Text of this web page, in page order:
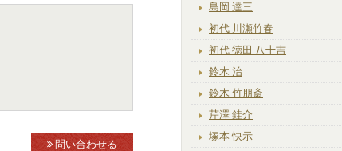
問い合わせる
島岡 達三
初代 川瀬竹春
初代 徳田 八十吉
鈴木 治
鈴木 竹朋斎
芹澤 銈介
塚本 快示